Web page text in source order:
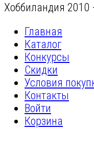
Хоббиландия 2010
Главная
Каталог
Конкурсы
Скидки
Условия
Контакты
Войти
Корзина